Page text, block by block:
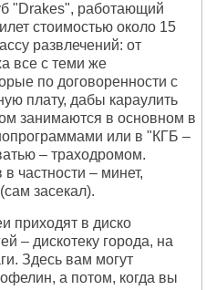
"Drakes", работающий
стоимостью около 15
развлечений: от
все с теми же
по договоренности с
плату, дабы караулить
занимаются в основном в
или в "КГБ –
– траходромом.
частности – минет,
засекал).
приходят в диско
– дискотеку города, на
Здесь вам могут
а потом, когда вы